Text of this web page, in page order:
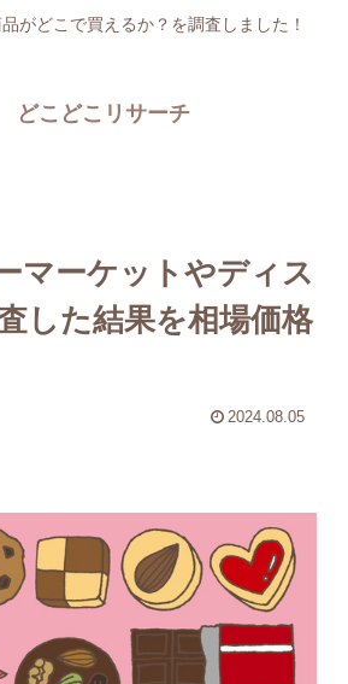
がどこで買えるか？を調査しました！
どこどこリサーチ
マーケットやディス
した結果を相場価格
2024.08.05